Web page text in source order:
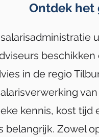
Ontdek het
in de regio
kennis, kost
belangrijk. Zowel